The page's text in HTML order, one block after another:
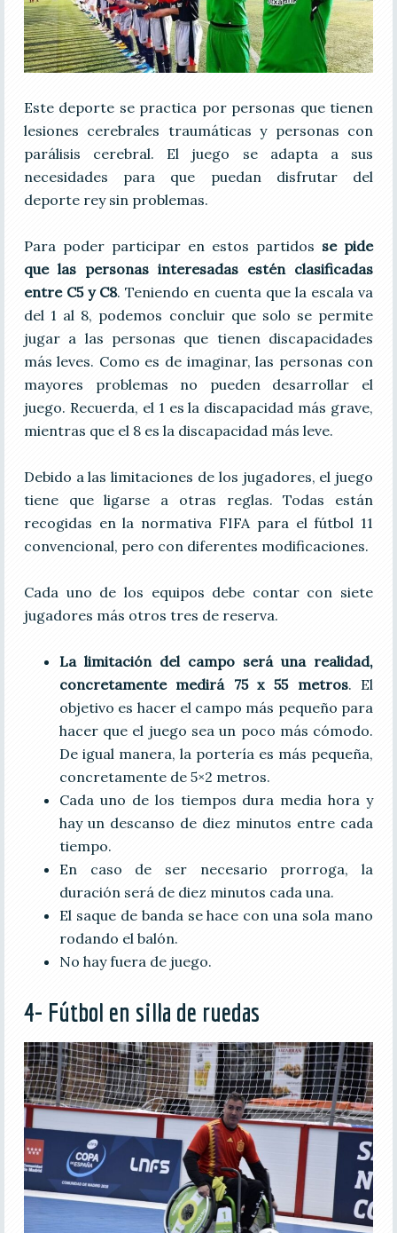
Este deporte se practica por personas que tienen
lesiones cerebrales traumáticas y personas con
parálisis cerebral. El juego se adapta a sus
necesidades para que puedan disfrutar del
deporte rey sin problemas.
Para poder participar en estos partidos se pide
que las personas interesadas estén clasificadas
entre C5 y C8. Teniendo en cuenta que la escala va
del 1 al 8, podemos concluir que solo se permite
jugar a las personas que tienen discapacidades
más leves. Como es de imaginar, las personas con
mayores problemas no pueden desarrollar el
juego. Recuerda, el 1 es la discapacidad más grave,
mientras que el 8 es la discapacidad más leve.
Debido a las limitaciones de los jugadores, el juego
tiene que ligarse a otras reglas. Todas están
recogidas en la normativa FIFA para el fútbol 11
convencional, pero con diferentes modificaciones.
Cada uno de los equipos debe contar con siete
jugadores más otros tres de reserva.
La limitación del campo será una realidad,
concretamente medirá 75 x 55 metros. El
objetivo es hacer el campo más pequeño para
hacer que el juego sea un poco más cómodo.
De igual manera, la portería es más pequeña,
concretamente de 5×2 metros.
Cada uno de los tiempos dura media hora y
hay un descanso de diez minutos entre cada
tiempo.
En caso de ser necesario prorroga, la
duración será de diez minutos cada una.
El saque de banda se hace con una sola mano
rodando el balón.
No hay fuera de juego.
4- Fútbol en silla de ruedas